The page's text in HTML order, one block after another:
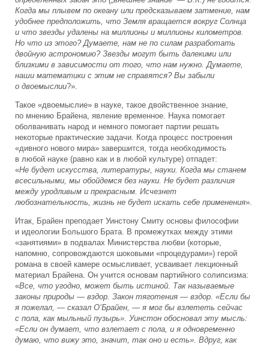
Когда мы плывем по океану или предсказываем затмение, нам
удобнее предположить, что Земля вращается вокруг Солнца
и что звезды удалены на миллионы и миллионы километров.
Но что из этого? Думаете, нам не по силам разработать
двойную астрономию? Звезды могут быть далекими или
близкими в зависимости от того, что нам нужно. Думаете,
наши математики с этим не справятся? Вы забыли
о двоемыслии?».
Такое «двоемыслие» в науке, такое двойственное знание,
по мнению Брайена, явление временное. Наука помогает
оболванивать народ и немного помогает партии решать
некоторые практические задачи. Когда процесс построения
«дивного нового мира» завершится, тогда необходимость
в любой науке (равно как и в любой культуре) отпадет:
«Не будет искусства, литературы, науки. Когда мы станем
всесильными, мы обойдемся без науки. Не будет различия
между уродливым и прекрасным. Исчезнет
любознательность, жизнь не будет искать себе применения».
Итак, Брайен преподает Уинстону Смиту основы философии
и идеологии Большого Брата. В промежутках между этими
«занятиями» в подвалах Министерства любви (которые,
напомню, сопровождаются шоковыми «процедурами») герой
романа в своей камере осмысливает, усваивает лекционный
материал Брайена. Он учится основам партийного солипсизма:
«Все, что угодно, может быть истиной. Так называемые
законы природы — вздор. Закон тяготения — вздор. «Если бы
я пожелал, — сказал О’Брайен, — я мог бы взлететь сейчас
с пола, как мыльный пузырь». Уинстон обосновал эту мысль:
«Если он думает, что взлетает с пола, и я одновременно
думаю, что вижу это, значит, так оно и есть». Вдруг, как